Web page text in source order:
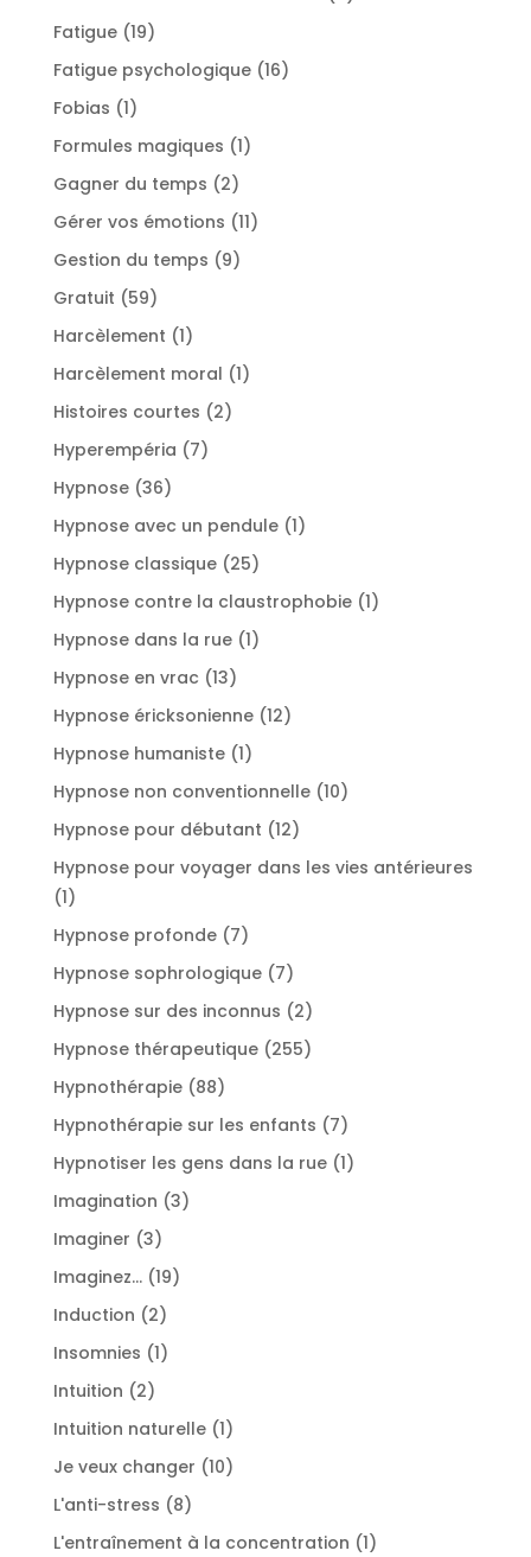
Fatigue 1919
produits
Fatigue psychologique 1616
Fobias 11
produit
Formules magiques 11
Gagner du temps 22
produits
Gérer vos émotions 1111
Gestion du temps 99
Gratuit 5959
produits
Harcèlement 11
produit
Harcèlement moral 11
Histoires courtes 22
Hyperempéria 77
Hypnose 3636
produits
Hypnose avec un pendule 11
Hypnose classique 2525
produits
Hypnose contre la claustrophobie 11
Hypnose dans la rue 11
Hypnose en vrac 1313
produits
Hypnose éricksonienne 1212
Hypnose humaniste 11
produit
Hypnose non conventionnelle 1010
Hypnose pour débutant 1212
produits
Hypnose pour voyager dans les vies antérieures
11
produit
Hypnose profonde 77
produits
Hypnose sophrologique 77
produits
Hypnose sur des inconnus 22
produits
Hypnose thérapeutique 255255
Hypnothérapie 8888
produits
Hypnothérapie sur les enfants 77
produits
Hypnotiser les gens dans la rue 11
Imagination 33
Imaginer 33
produits
Imaginez... 1919
Induction 22
produits
Insomnies 11
Intuition 22
produits
Intuition naturelle 11
produit
Je veux changer 1010
L'anti-stress 88
produits
L'entraînement à la concentration 11